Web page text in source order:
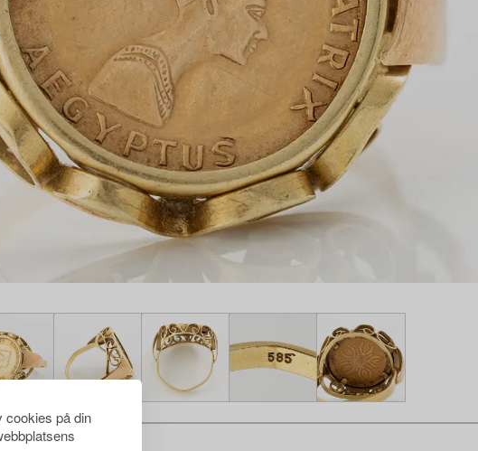
cookies på din